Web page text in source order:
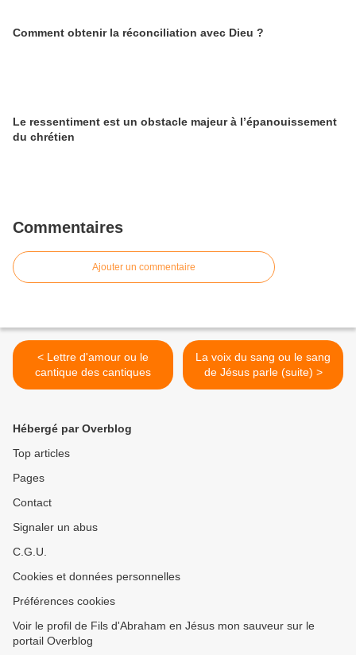
Comment obtenir la réconciliation avec Dieu ?
Le ressentiment est un obstacle majeur à l’épanouissement
du chrétien
Commentaires
Ajouter un commentaire
< Lettre d'amour ou le
cantique des cantiques
La voix du sang ou le sang
de Jésus parle (suite) >
Hébergé par Overblog
Top articles
Pages
Contact
Signaler un abus
C.G.U.
Cookies et données personnelles
Préférences cookies
Voir le profil de Fils d'Abraham en Jésus mon sauveur sur le
portail Overblog